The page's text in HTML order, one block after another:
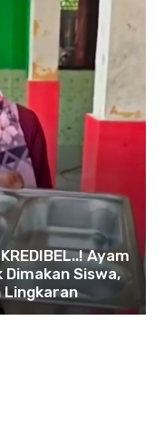
Ayam
Dimakan Siswa,
Lingkaran